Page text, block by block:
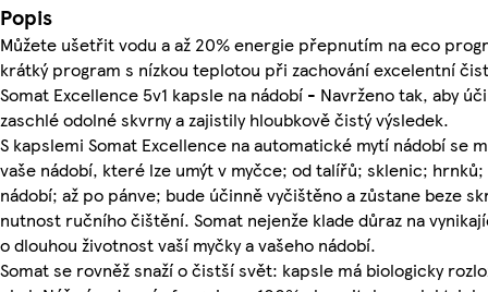
Popis
Můžete ušetřit vodu a až 20% energie přepnutím na eco
krátký program s nízkou teplotou při zachování excelentní
Somat Excellence 5v1 kapsle na nádobí - Navrženo tak, aby
zaschlé odolné skvrny a zajistily hloubkově čistý výsledek.
S kapslemi Somat Excellence na automatické mytí nádobí se
vaše nádobí, které lze umýt v myčce; od talířů; sklenic;
nádobí; až po pánve; bude účinně vyčištěno a zůstane beze
nutnost ručního čištění. Somat nejenže klade důraz na
o dlouhou životnost vaší myčky a vašeho nádobí.
Somat se rovněž snaží o čistší svět: kapsle má biologicky